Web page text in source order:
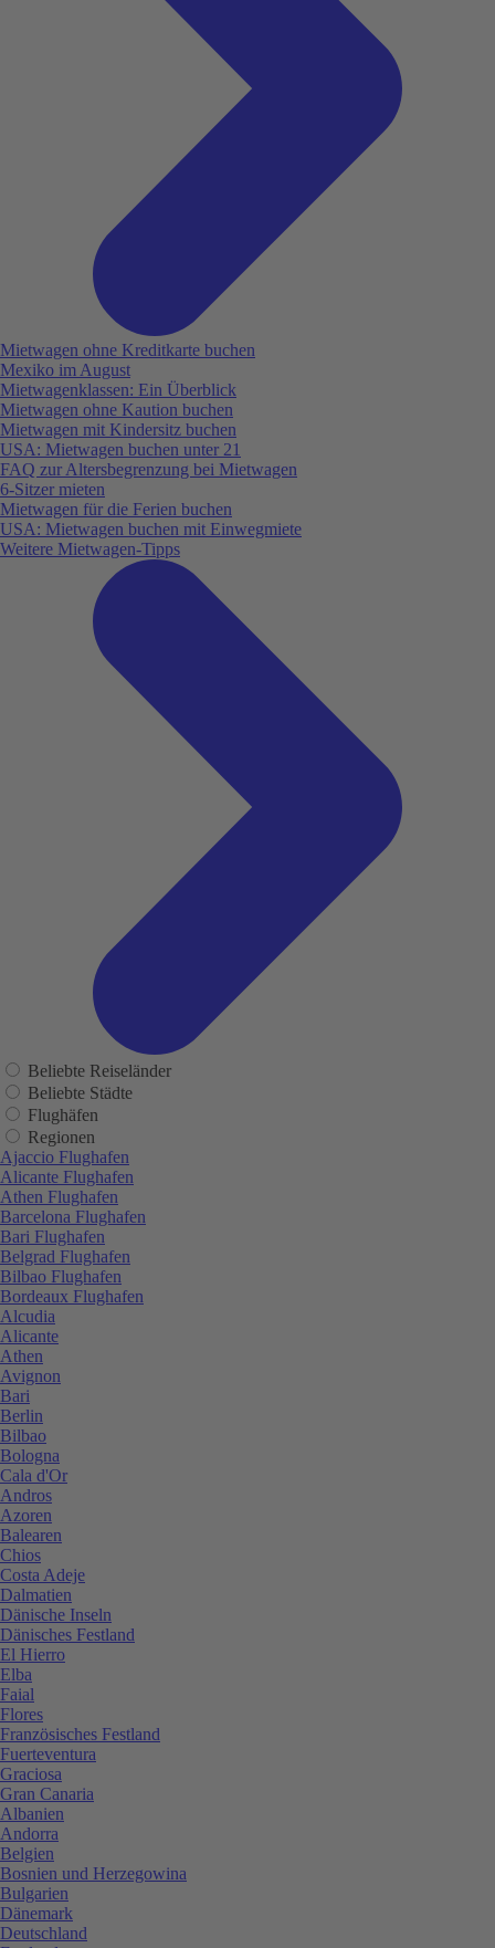
Mietwagen ohne Kreditkarte buchen
Mexiko im August
Mietwagenklassen: Ein Überblick
Mietwagen ohne Kaution buchen
Mietwagen mit Kindersitz buchen
USA: Mietwagen buchen unter 21
FAQ zur Altersbegrenzung bei Mietwagen
6-Sitzer mieten
Mietwagen für die Ferien buchen
USA: Mietwagen buchen mit Einwegmiete
Weitere Mietwagen-Tipps
Beliebte Reiseländer
Beliebte Städte
Flughäfen
Regionen
Ajaccio Flughafen
Alicante Flughafen
Athen Flughafen
Barcelona Flughafen
Bari Flughafen
Belgrad Flughafen
Bilbao Flughafen
Bordeaux Flughafen
Alcudia
Alicante
Athen
Avignon
Bari
Berlin
Bilbao
Bologna
Cala d'Or
Andros
Azoren
Balearen
Chios
Costa Adeje
Dalmatien
Dänische Inseln
Dänisches Festland
El Hierro
Elba
Faial
Flores
Französisches Festland
Fuerteventura
Graciosa
Gran Canaria
Albanien
Andorra
Belgien
Bosnien und Herzegowina
Bulgarien
Dänemark
Deutschland